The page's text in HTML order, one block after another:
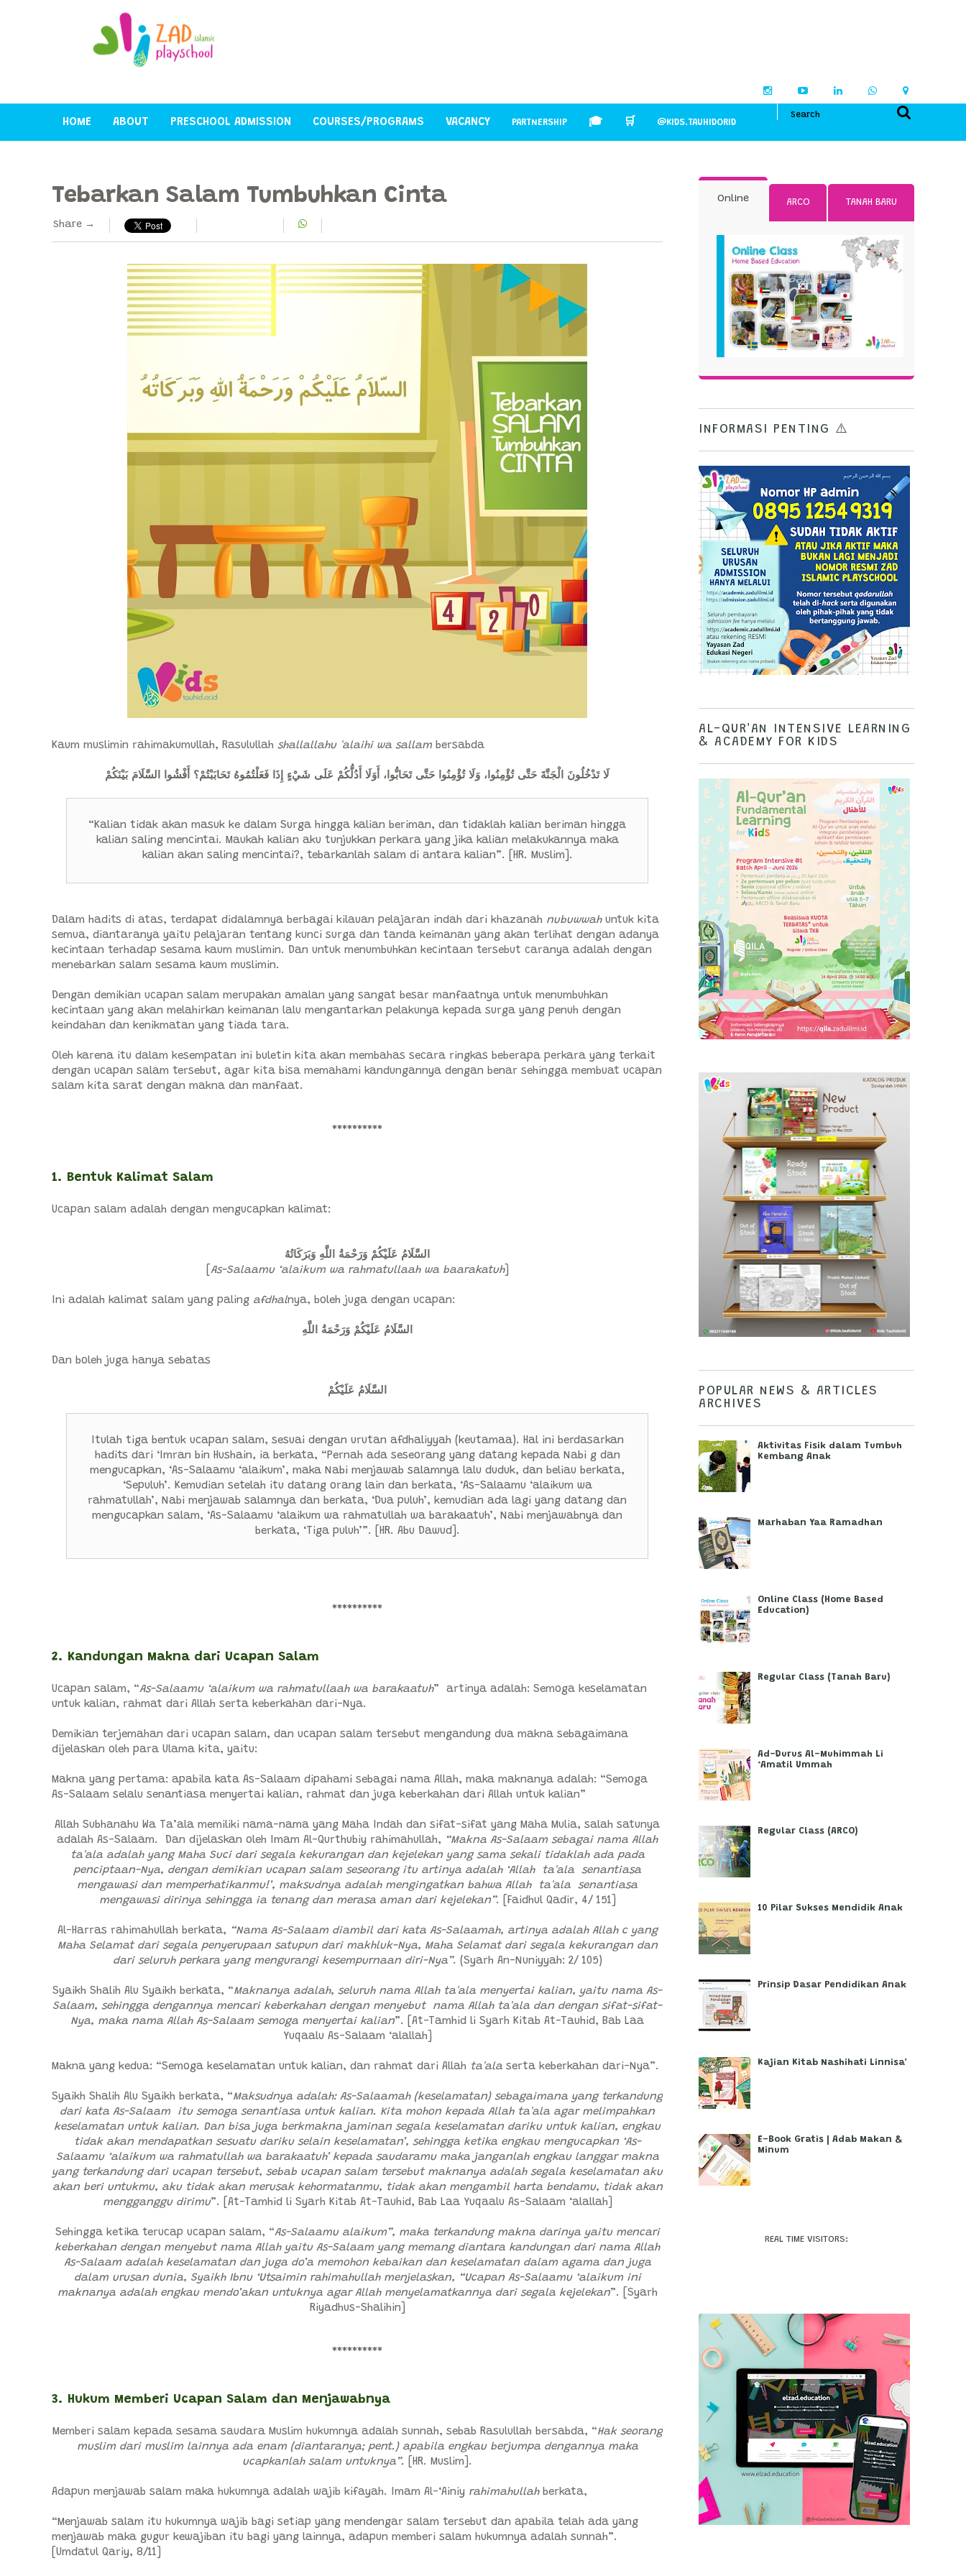
HOME ABOUT PRESCHOOL ADMISSION COURSES/PROGRAMS VACANCY PARTNERSHIP 🎓 🛒 @KIDS.TAUHIDORID
Tebarkan Salam Tumbuhkan Cinta
Share →
Kaum muslimin rahimakumullah, Rasulullah shallallahu 'alaihi wa sallam bersabda
لَا تَدْخُلُونَ الْجَنَّةَ حَتَّى تُؤْمِنُوا، وَلَا تُؤْمِنُوا حَتَّى تَحَابُّوا، أَوَلَا أَدُلُّكُمْ عَلَى شَيْءٍ إِذَا فَعَلْتُمُوهُ تَحَابَبْتُمْ؟ أَفْشُوا السَّلَامَ بَيْنَكُمْ
“Kalian tidak akan masuk ke dalam Surga hingga kalian beriman, dan tidaklah kalian beriman hingga
kalian saling mencintai. Maukah kalian aku tunjukkan perkara yang jika kalian melakukannya maka
kalian akan saling mencintai?, tebarkanlah salam di antara kalian”. [HR. Muslim].
Dalam hadits di atas, terdapat didalamnya berbagai kilauan pelajaran indah dari khazanah nubuwwah untuk kita
semua, diantaranya yaitu pelajaran tentang kunci surga dan tanda keimanan yang akan terlihat dengan adanya
kecintaan terhadap sesama kaum muslimin. Dan untuk menumbuhkan kecintaan tersebut caranya adalah dengan
menebarkan salam sesama kaum muslimin.
Dengan demikian ucapan salam merupakan amalan yang sangat besar manfaatnya untuk menumbuhkan
kecintaan yang akan melahirkan keimanan lalu mengantarkan pelakunya kepada surga yang penuh dengan
keindahan dan kenikmatan yang tiada tara.
Oleh karena itu dalam kesempatan ini buletin kita akan membahas secara ringkas beberapa perkara yang terkait
dengan ucapan salam tersebut, agar kita bisa memahami kandungannya dengan benar sehingga membuat ucapan
salam kita sarat dengan makna dan manfaat.
**********
1. Bentuk Kalimat Salam
Ucapan salam adalah dengan mengucapkan kalimat:
السَّلَامُ عَلَيْكُمْ وَرَحْمَةُ اللَّهِ وَبَرَكَاتُهُ
As-Salaamu ‘alaikum wa rahmatullaah wa baarakatuh]
Ini adalah kalimat salam yang paling afdhalnya, boleh juga dengan ucapan:
السَّلَامُ عَلَيْكُمْ وَرَحْمَةُ اللَّهِ
Dan boleh juga hanya sebatas
السَّلَامُ عَلَيْكُمْ
Itulah tiga bentuk ucapan salam, sesuai dengan urutan afdhaliyyah (keutamaa). Hal ini berdasarkan
hadits dari ‘Imran bin Hushain, ia berkata, “Pernah ada seseorang yang datang kepada Nabi g dan
mengucapkan, ‘As-Salaamu ‘alaikum’, maka Nabi menjawab salamnya lalu duduk, dan beliau berkata,
‘Sepuluh’. Kemudian setelah itu datang orang lain dan berkata, ‘As-Salaamu ‘alaikum wa
rahmatullah’, Nabi menjawab salamnya dan berkata, ‘Dua puluh’, kemudian ada lagi yang datang dan
mengucapkan salam, ‘As-Salaamu ‘alaikum wa rahmatullah wa barakaatuh’, Nabi menjawabnya dan
berkata, ‘Tiga puluh’”. [HR. Abu Dawud].
**********
2. Kandungan Makna dari Ucapan Salam
Ucapan salam, “As-Salaamu ‘alaikum wa rahmatullaah wa barakaatuh” artinya adalah: Semoga keselamatan
untuk kalian, rahmat dari Allah serta keberkahan dari-Nya.
Demikian terjemahan dari ucapan salam, dan ucapan salam tersebut mengandung dua makna sebagaimana
dijelaskan oleh para Ulama kita, yaitu:
Makna yang pertama: apabila kata As-Salaam dipahami sebagai nama Allah, maka maknanya adalah: “Semoga
As-Salaam selalu senantiasa menyertai kalian, rahmat dan juga keberkahan dari Allah untuk kalian”
Allah Subhanahu Wa Ta’ala memiliki nama-nama yang Maha Indah dan sifat-sifat yang Maha Mulia, salah satunya
adalah As-Salaam. Dan dijelaskan oleh Imam Al-Qurthubiy rahimahullah, “Makna As-Salaam sebagai nama Allah
ta'ala adalah yang Maha Suci dari segala kekurangan dan kejelekan yang sama sekali tidaklah ada pada
penciptaan-Nya, dengan demikian ucapan salam seseorang itu artinya adalah ‘Allah ta'ala senantiasa
mengawasi dan memperhatikanmu!’, maksudnya adalah mengingatkan bahwa Allah ta'ala senantiasa
mengawasi dirinya sehingga ia tenang dan merasa aman dari kejelekan”. [Faidhul Qadir, 4/ 151]
Al-Harras rahimahullah berkata, “Nama As-Salaam diambil dari kata As-Salaamah, artinya adalah Allah c yang
Maha Selamat dari segala penyerupaan satupun dari makhluk-Nya, Maha Selamat dari segala kekurangan dan
dari seluruh perkara yang mengurangi kesempurnaan diri-Nya”. (Syarh An-Nuniyyah: 2/ 105)
Syaikh Shalih Alu Syaikh berkata, “Maknanya adalah, seluruh nama Allah ta'ala menyertai kalian, yaitu nama As-
Salaam, sehingga dengannya mencari keberkahan dengan menyebut nama Allah ta'ala dan dengan sifat-sifat-
Nya, maka nama Allah As-Salaam semoga menyertai kalian”. [At-Tamhid li Syarh Kitab At-Tauhid, Bab Laa
Yuqaalu As-Salaam ‘alallah]
Makna yang kedua: “Semoga keselamatan untuk kalian, dan rahmat dari Allah ta'ala serta keberkahan dari-Nya”.
Syaikh Shalih Alu Syaikh berkata, “Maksudnya adalah: As-Salaamah (keselamatan) sebagaimana yang terkandung
dari kata As-Salaam itu semoga senantiasa untuk kalian. Kita mohon kepada Allah ta'ala agar melimpahkan
keselamatan untuk kalian. Dan bisa juga berkmakna jaminan segala keselamatan dariku untuk kalian, engkau
tidak akan mendapatkan sesuatu dariku selain keselamatan’, sehingga ketika engkau mengucapkan ‘As-
Salaamu ‘alaikum wa rahmatullah wa barakaatuh’ kepada saudaramu maka janganlah engkau langgar makna
yang terkandung dari ucapan tersebut, sebab ucapan salam tersebut maknanya adalah segala keselamatan aku
akan beri untukmu, aku tidak akan merusak kehormatanmu, tidak akan mengambil harta bendamu, tidak akan
mengganggu dirimu”. [At-Tamhid li Syarh Kitab At-Tauhid, Bab Laa Yuqaalu As-Salaam ‘alallah]
Sehingga ketika terucap ucapan salam, “As-Salaamu alaikum”, maka terkandung makna darinya yaitu mencari
keberkahan dengan menyebut nama Allah yaitu As-Salaam yang memang diantara kandungan dari nama Allah
As-Salaam adalah keselamatan dan juga do’a memohon kebaikan dan keselamatan dalam agama dan juga
dalam urusan dunia, Syaikh Ibnu ‘Utsaimin rahimahullah menjelaskan, “Ucapan As-Salaamu ‘alaikum ini
maknanya adalah engkau mendo’akan untuknya agar Allah menyelamatkannya dari segala kejelekan”. [Syarh
Riyadhus-Shalihin]
**********
3. Hukum Memberi Ucapan Salam dan Menjawabnya
Memberi salam kepada sesama saudara Muslim hukumnya adalah sunnah, sebab Rasulullah bersabda, “Hak seorang
muslim dari muslim lainnya ada enam (diantaranya; pent.) apabila engkau berjumpa dengannya maka
ucapkanlah salam untuknya”.
[HR. Muslim].
Adapun menjawab salam maka hukumnya adalah wajib kifayah. Imam Al-‘Ainiy rahimahullah berkata,
“Menjawab salam itu hukumnya wajib bagi setiap yang mendengar salam tersebut dan apabila telah ada yang
menjawab maka gugur kewajiban itu bagi yang lainnya, adapun memberi salam hukumnya adalah sunnah”.
[Umdatul Qariy, 8/11]
Online ARCO TANAH BARU
INFORMASI PENTING ⚠️
AL-QUR'AN INTENSIVE LEARNING
& ACADEMY FOR KIDS
POPULAR NEWS & ARTICLES
ARCHIVES
Aktivitas Fisik dalam Tumbuh
Kembang Anak
Marhaban Yaa Ramadhan
Online Class (Home Based
Education)
Regular Class (Tanah Baru)
Ad-Durus Al-Muhimmah Li
‘Amatil Ummah
Regular Class (ARCO)
10 Pilar Sukses Mendidik Anak
Prinsip Dasar Pendidikan Anak
Kajian Kitab Nashihati Linnisa'
E-Book Gratis | Adab Makan &
Minum
REAL TIME VISITORS: